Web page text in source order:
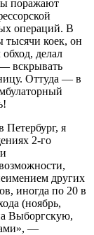
поражают
операций. В
тысячи коек, он
делал
вскрывать
Оттуда — в
Петербург, я
2-го
других
иногда по 20 в
(ноябрь,
Выборгскую,
—